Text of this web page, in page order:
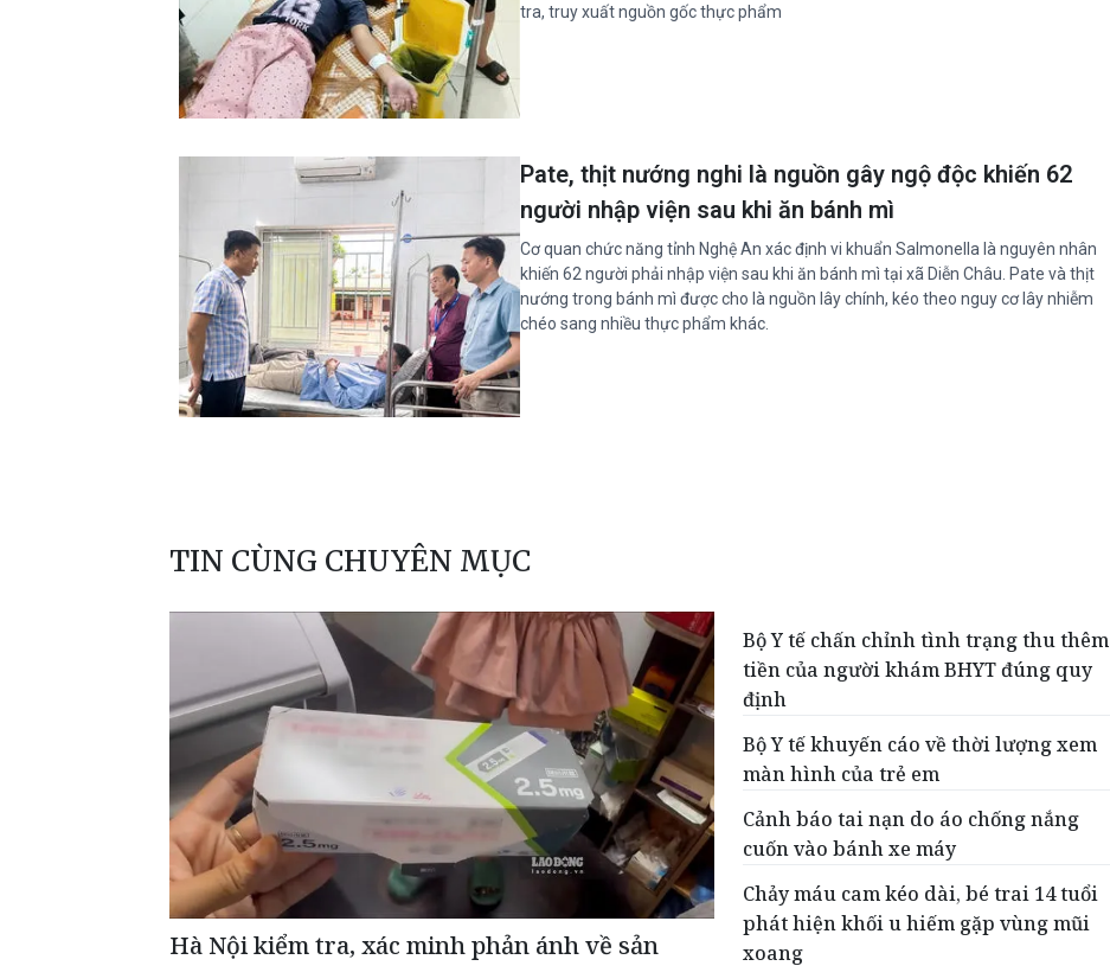
tra, truy xuất nguồn gốc thực phẩm
Pate, thịt nướng nghi là nguồn gây ngộ độc khiến 62
người nhập viện sau khi ăn bánh mì
Cơ quan chức năng tỉnh Nghệ An xác định vi khuẩn Salmonella là nguyên nhân
khiến 62 người phải nhập viện sau khi ăn bánh mì tại xã Diễn Châu. Pate và thịt
nướng trong bánh mì được cho là nguồn lây chính, kéo theo nguy cơ lây nhiễm
chéo sang nhiều thực phẩm khác.
TIN CÙNG CHUYÊN MỤC
Hà Nội kiểm tra, xác minh phản ánh về sản
Bộ Y tế chấn chỉnh tình trạng thu thêm
tiền của người khám BHYT đúng quy
định
Bộ Y tế khuyến cáo về thời lượng xem
màn hình của trẻ em
Cảnh báo tai nạn do áo chống nắng
cuốn vào bánh xe máy
Chảy máu cam kéo dài, bé trai 14 tuổi
phát hiện khối u hiếm gặp vùng mũi
xoang